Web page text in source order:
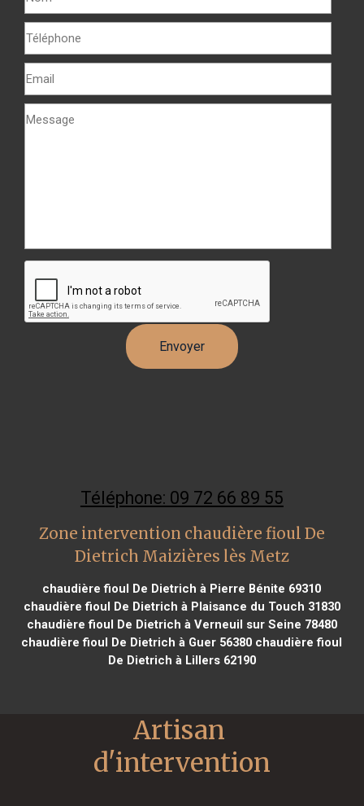
Téléphone: 09 72 66 89 55
Zone intervention chaudière fioul De
Dietrich Maizières lès Metz
chaudière fioul De Dietrich à Pierre Bénite 69310
chaudière fioul De Dietrich à Plaisance du Touch 31830
chaudière fioul De Dietrich à Verneuil sur Seine 78480
chaudière fioul De Dietrich à Guer 56380 chaudière fioul
De Dietrich à Lillers 62190
Artisan
d'intervention